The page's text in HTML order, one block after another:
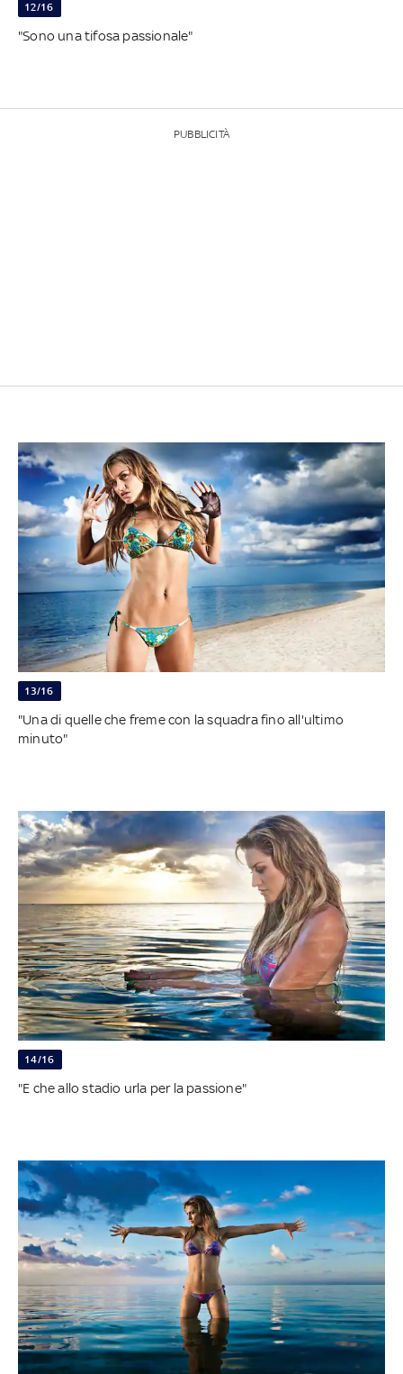
12/16
"Sono una tifosa passionale"
PUBBLICITÀ
13/16
"Una di quelle che freme con la squadra fino all'ultimo
minuto"
14/16
"E che allo stadio urla per la passione"